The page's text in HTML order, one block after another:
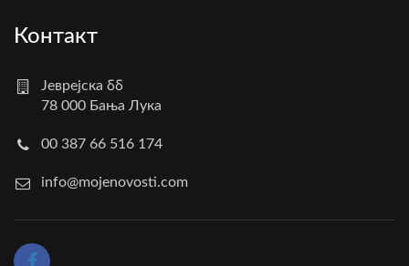
Контакт
Јеврејска бб
78 000 Бања Лука
00 387 66 516 174
info@mojenovosti.com